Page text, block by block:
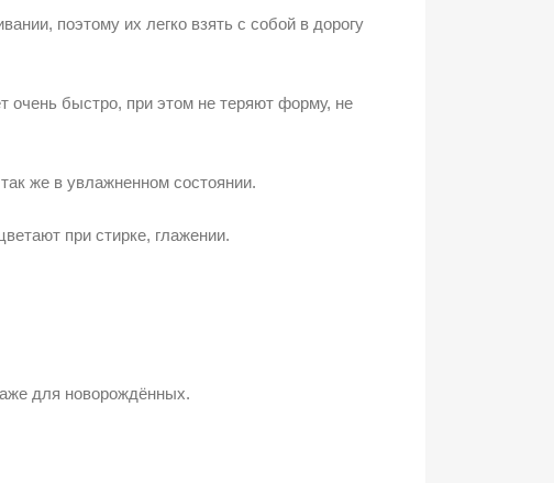
поэтому их легко взять с собой в дорогу
очень быстро, при этом не теряют форму, не
же в увлажненном состоянии.
при стирке, глажении.
для новорождённых.